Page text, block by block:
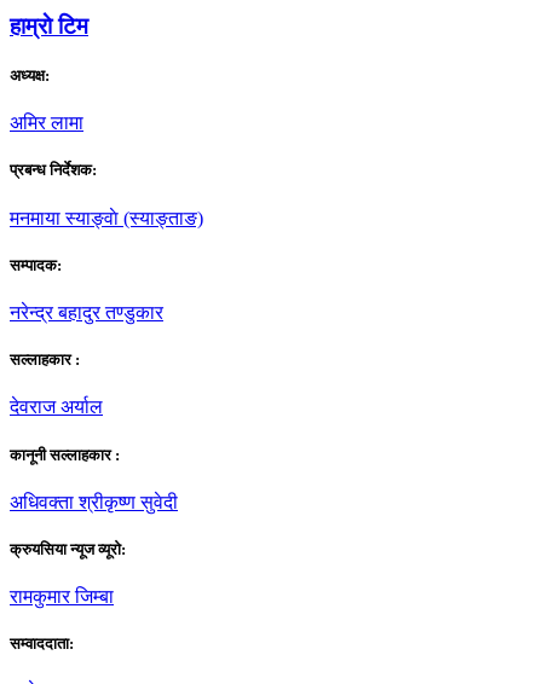
हाम्राे टिम
अध्यक्ष:
अमिर लामा
प्रबन्ध निर्देशक:
मनमाया स्याङ्वाे (स्याङ्ताङ)
सम्पादक:
नरेन्द्र बहादुर तण्डुकार
सल्लाहकार :
देवराज अर्याल
कानूनी सल्लाहकार :
अधिवक्ता श्रीकृष्ण सुवेदी
क्रुयसिया न्यूज व्यूराे:
रामकुमार जिम्बा
सम्वाददाता: